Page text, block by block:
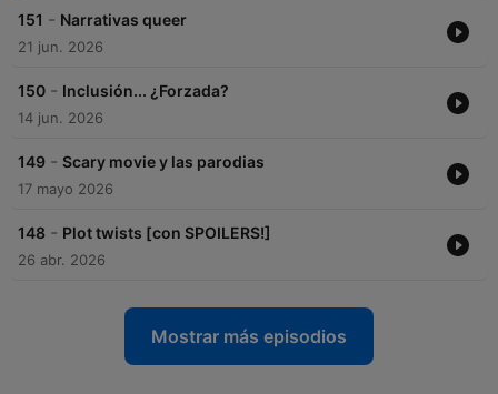
151 - Narrativas queer
21 jun. 2026
150 - Inclusión... ¿Forzada?
14 jun. 2026
149 - Scary movie y las parodias
17 mayo 2026
148 - Plot twists [con SPOILERS!]
26 abr. 2026
Mostrar más episodios